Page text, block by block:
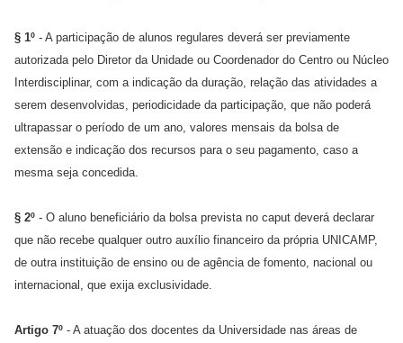
§ 1º - A participação de alunos regulares deverá ser previamente
autorizada pelo Diretor da Unidade ou Coordenador do Centro ou Núcleo
Interdisciplinar, com a indicação da duração, relação das atividades a
serem desenvolvidas, periodicidade da participação, que não poderá
ultrapassar o período de um ano, valores mensais da bolsa de
extensão e indicação dos recursos para o seu pagamento, caso a
mesma seja concedida.
§ 2º - O aluno beneficiário da bolsa prevista no caput deverá declarar
que não recebe qualquer outro auxílio financeiro da própria UNICAMP,
de outra instituição de ensino ou de agência de fomento, nacional ou
internacional, que exija exclusividade.
Artigo 7º - A atuação dos docentes da Universidade nas áreas de